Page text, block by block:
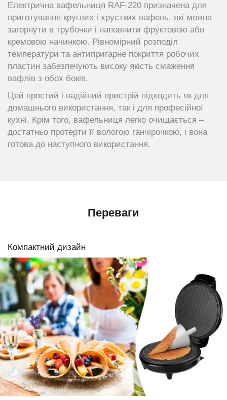
Електрична вафельниця RAF-220 призначена для
приготування круглих і хрустких вафель, які можна
загорнути в трубочки і наповнити фруктовою або
кремовою начинкою. Рівномірний розподіл
температури та антипригарне покриття робочих
пластин забезпечують високу якість смаження
вафлів з обох боків.
Цей простий і надійний пристрій підходить як для
домашнього використання, так і для професійної
кухні. Крім того, вафельниця легко очищається –
достатньо протерти її вологою ганчірочкою, і вона
готова до наступного використання.
Переваги
Компактний дизайн